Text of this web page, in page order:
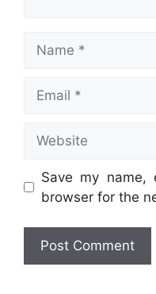
Save my name,
browser for the